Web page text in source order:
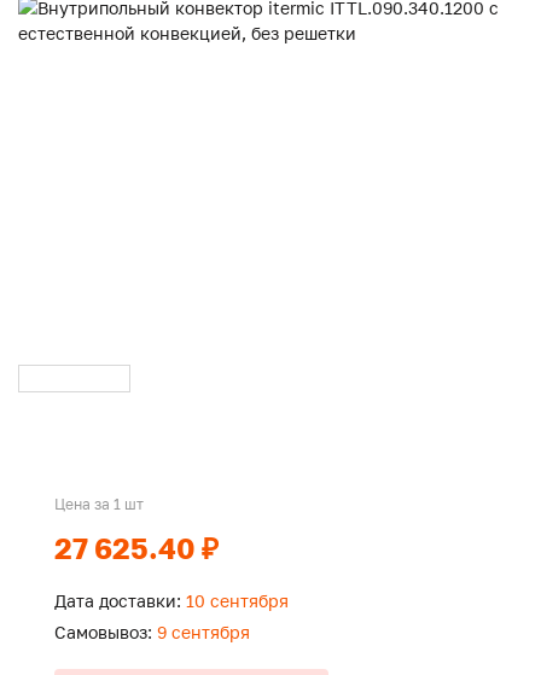
Цена за 1 шт
27 625.40 ₽
Дата доставки: 10 сентября
Самовывоз: 9 сентября